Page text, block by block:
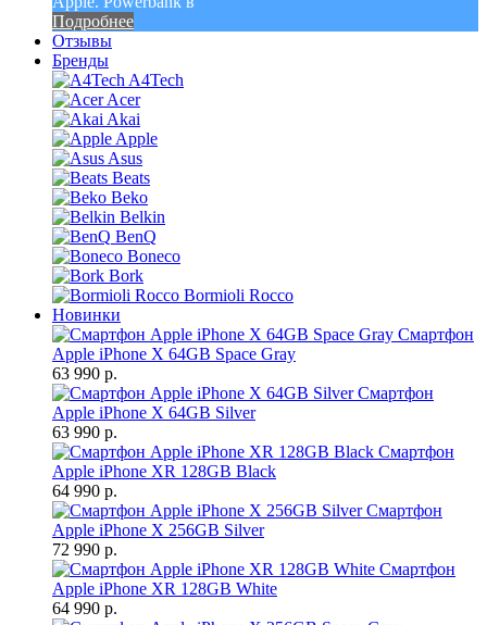
Подробнее
Отзывы
Бренды
A4Tech
Acer
Akai
Apple
Asus
Beats
Beko
Belkin
BenQ
Boneco
Bork
Bormioli Rocco
Новинки
Смартфон
Apple iPhone X 64GB Space Gray
63 990 р.
Смартфон
Apple iPhone X 64GB Silver
63 990 р.
Смартфон
Apple iPhone XR 128GB Black
64 990 р.
Смартфон
Apple iPhone X 256GB Silver
72 990 р.
Смартфон
Apple iPhone XR 128GB White
64 990 р.